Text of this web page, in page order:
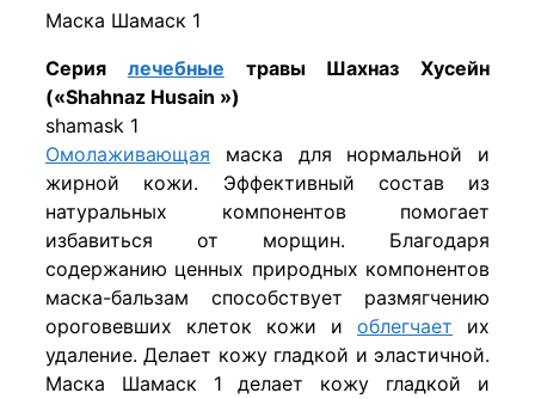
Маска Шамаск 1
Серия лечебные травы Шахназ Хусейн
(«Shahnaz Husain »)
shamask 1
Омолаживающая маска для нормальной и
жирной кожи. Эффективный состав из
натуральных компонентов помогает
избавиться от морщин. Благодаря
содержанию ценных природных компонентов
маска-бальзам способствует размягчению
ороговевших клеток кожи и облегчает их
удаление. Делает кожу гладкой и эластичной.
Маска Шамаск 1 делает кожу гладкой и